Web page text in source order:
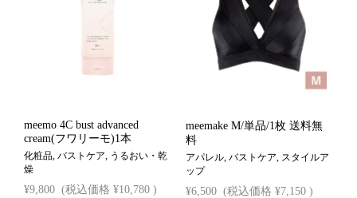
meemo 4C bust advanced
cream(フワリーモ)1本
化粧品, バストケア, うるおい・乾
燥
¥9,800 (税込価格 ¥10,780 )
meemake M/単品/1枚 送料無
料
アパレル, バストケア, スタイルア
ップ
¥6,500 (税込価格 ¥7,150 )